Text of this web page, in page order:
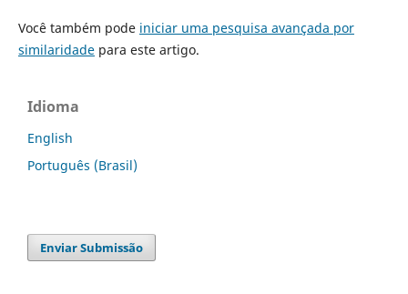
Você também pode iniciar uma pesquisa avançada por
similaridadepara este artigo.
Idioma
English
Português (Brasil)
Enviar Submissão